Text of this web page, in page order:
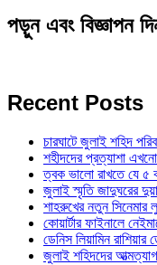
পড়ুন এবং বিজ্ঞাপন
Recent Posts
চারঘাটে জুলাই শহিদ
শহীদদের প্রত্যাশা
ত্বক ভালো রাখতে যে ৫
জুলাই স্মৃতি জাদুঘরের
শাহরুখের নতুন সিনেমার
কোয়ার্টার ফাইনালে
ডেনিস লিয়ামিন রাশিয়ার
জুলাই শহিদদের আত্মত্যাগ